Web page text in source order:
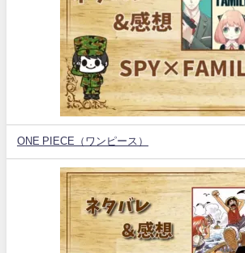
ONE PIECE（ワンピース）